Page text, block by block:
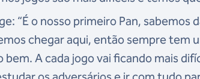
“É o nosso primeiro Pan,
chegar aqui, então sempre tem
bem. A cada jogo vai ficando mais